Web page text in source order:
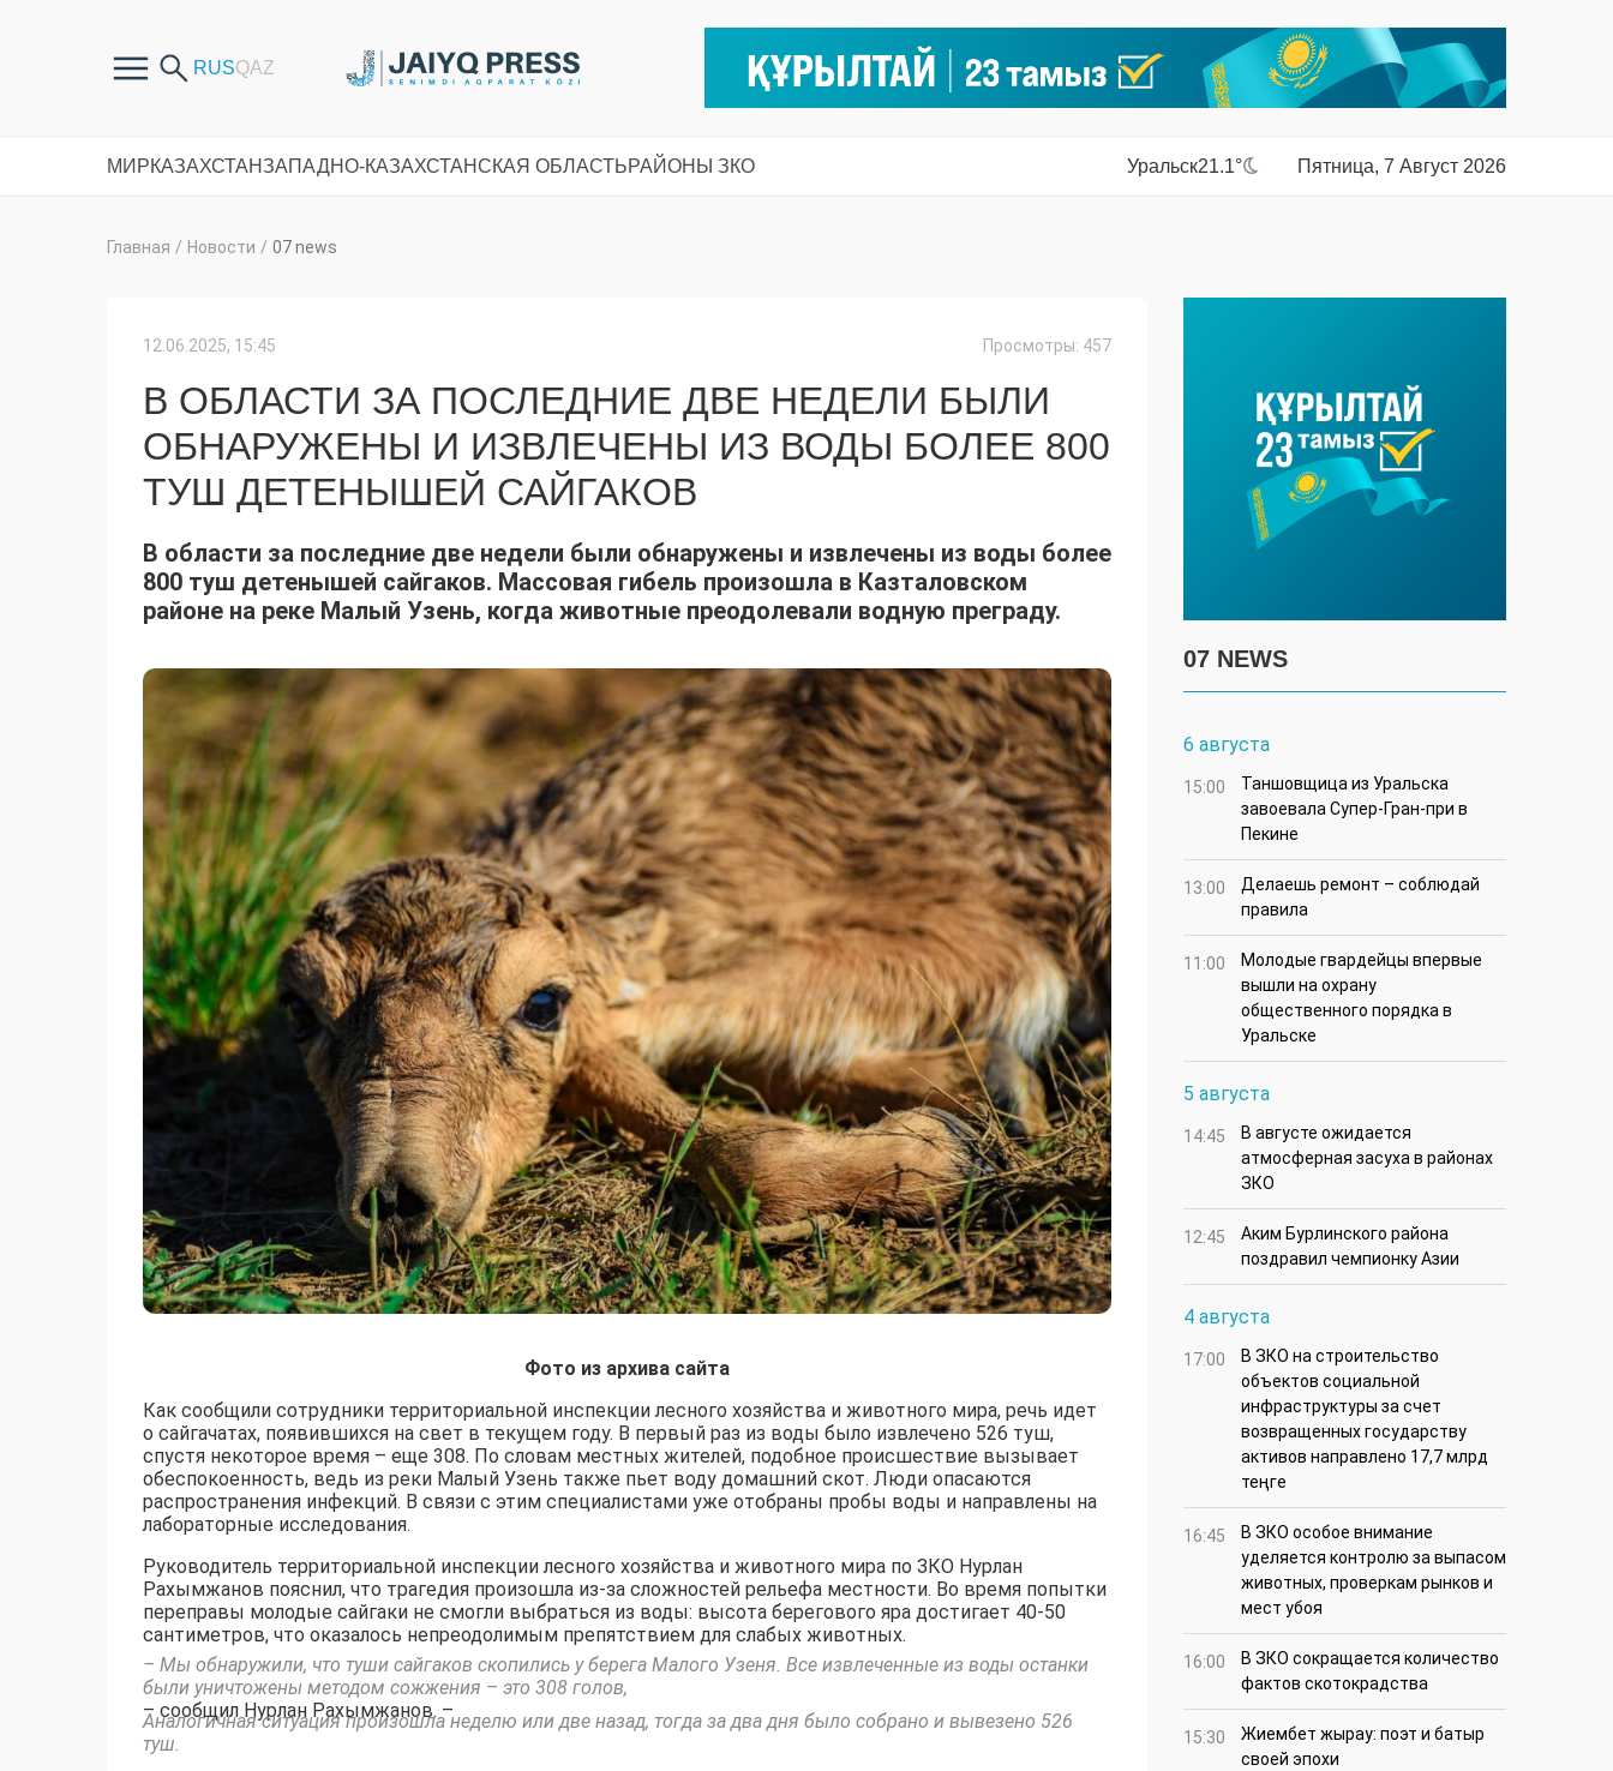
МИРКАЗАХСТАНЗАПАДНО-КАЗАХСТАНСКАЯ ОБЛАСТЬРАЙОНЫ ЗКО Уральск21.1° Пятница, 7 Август 2026
Главная / Новости / 07 news
12.06.2025, 15:45 Просмотры: 457
В ОБЛАСТИ ЗА ПОСЛЕДНИЕ ДВЕ НЕДЕЛИ БЫЛИ
ОБНАРУЖЕНЫ И ИЗВЛЕЧЕНЫ ИЗ ВОДЫ БОЛЕЕ 800
ТУШ ДЕТЕНЫШЕЙ САЙГАКОВ
В области за последние две недели были обнаружены и извлечены из воды более
800 туш детенышей сайгаков. Массовая гибель произошла в Казталовском
районе на реке Малый Узень, когда животные преодолевали водную преграду.
Фото из архива сайта
Как сообщили сотрудники территориальной инспекции лесного хозяйства и животного мира, речь идет
о сайгачатах, появившихся на свет в текущем году. В первый раз из воды было извлечено 526 туш,
спустя некоторое время – еще 308. По словам местных жителей, подобное происшествие вызывает
обеспокоенность, ведь из реки Малый Узень также пьет воду домашний скот. Люди опасаются
распространения инфекций. В связи с этим специалистами уже отобраны пробы воды и направлены на
лабораторные исследования.
Руководитель территориальной инспекции лесного хозяйства и животного мира по ЗКО Нурлан
Рахымжанов пояснил, что трагедия произошла из-за сложностей рельефа местности. Во время попытки
переправы молодые сайгаки не смогли выбраться из воды: высота берегового яра достигает 40-50
сантиметров, что оказалось непреодолимым препятствием для слабых животных.
– Мы обнаружили, что туши сайгаков скопились у берега Малого Узеня. Все извлеченные из воды останки
были уничтожены методом сожжения – это 308 голов,
– сообщил Нурлан Рахымжанов. –
Аналогичная ситуация произошла неделю или две назад, тогда за два дня было собрано и вывезено 526
туш.
07 NEWS
6 августа
15:00
Таншовщица из Уральска
завоевала Супер-Гран-при в
Пекине
13:00
Делаешь ремонт – соблюдай
правила
11:00
Молодые гвардейцы впервые
вышли на охрану
общественного порядка в
Уральске
5 августа
14:45
В августе ожидается
атмосферная засуха в районах
ЗКО
12:45
Аким Бурлинского района
поздравил чемпионку Азии
4 августа
17:00
В ЗКО на строительство
объектов социальной
инфраструктуры за счет
возвращенных государству
активов направлено 17,7 млрд
теңге
16:45
В ЗКО особое внимание
уделяется контролю за выпасом
животных, проверкам рынков и
мест убоя
16:00
В ЗКО сокращается количество
фактов скотокрадства
15:30
Жиембет жырау: поэт и батыр
своей эпохи